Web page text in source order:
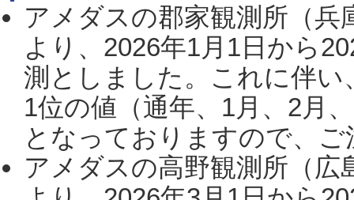
アメダスの郡家観測所（
より、2026年1月1日から
測としました。これに伴い
1位の値（通年、1月、2月
となっておりますので、
アメダスの高野観測所（